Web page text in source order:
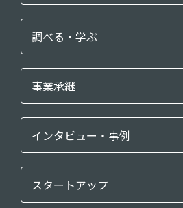
調べる・学ぶ
事業承継
インタビュー・事例
スタートアップ